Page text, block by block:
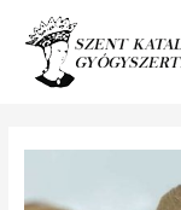
tartalomhoz